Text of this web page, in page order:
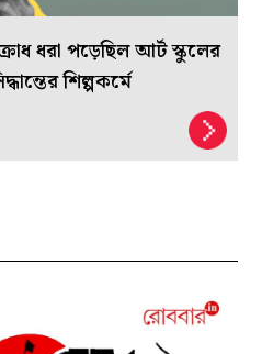
ধরা পড়েছিল আর্ট স্কুলের
শিল্পকর্মে